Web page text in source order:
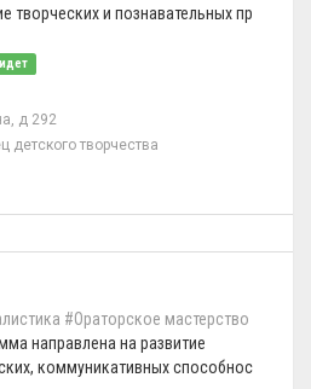
творческих и познавательных пр
д 292
детского творчества
#Ораторское мастерство
направлена на развитие
коммуникативных способнос